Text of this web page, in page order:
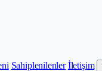
Sahiplenilenler İletişim